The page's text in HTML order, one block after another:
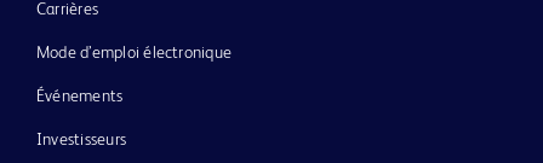
Carrières
Mode d’emploi électronique
Événements
Investisseurs